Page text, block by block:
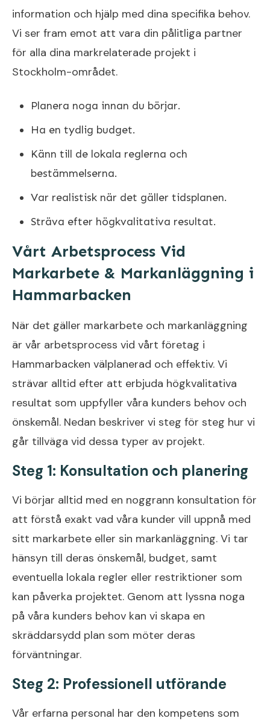
information och hjälp med dina specifika behov.
Vi ser fram emot att vara din pålitliga partner
för alla dina markrelaterade projekt i
Stockholm-området.
Planera noga innan du börjar.
Ha en tydlig budget.
Känn till de lokala reglerna och
bestämmelserna.
Var realistisk när det gäller tidsplanen.
Sträva efter högkvalitativa resultat.
Vårt Arbetsprocess Vid
Markarbete & Markanläggning i
Hammarbacken
När det gäller markarbete och markanläggning
är vår arbetsprocess vid vårt företag i
Hammarbacken välplanerad och effektiv. Vi
strävar alltid efter att erbjuda högkvalitativa
resultat som uppfyller våra kunders behov och
önskemål. Nedan beskriver vi steg för steg hur vi
går tillväga vid dessa typer av projekt.
Steg 1: Konsultation och planering
Vi börjar alltid med en noggrann konsultation för
att förstå exakt vad våra kunder vill uppnå med
sitt markarbete eller sin markanläggning. Vi tar
hänsyn till deras önskemål, budget, samt
eventuella lokala regler eller restriktioner som
kan påverka projektet. Genom att lyssna noga
på våra kunders behov kan vi skapa en
skräddarsydd plan som möter deras
förväntningar.
Steg 2: Professionell utförande
Vår erfarna personal har den kompetens som